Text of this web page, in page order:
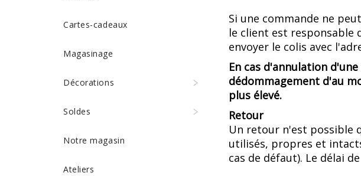
Si une commande ne
le client est responsable
envoyer le colis avec
En cas d'annulation
dédommagement d'au
plus élevé.
Retour
Un retour n'est possible
utilisés, propres et
cas de défaut). Le délai
Cartes-cadeaux
Magasinage
Décorations
Soldes
Notre magasin
Ateliers